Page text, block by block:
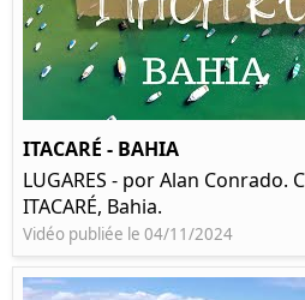
ITACARÉ - BAHIA
LUGARES - por Alan Conrado.
ITACARÉ, Bahia.
Vidéo publiée le 04/11/2024